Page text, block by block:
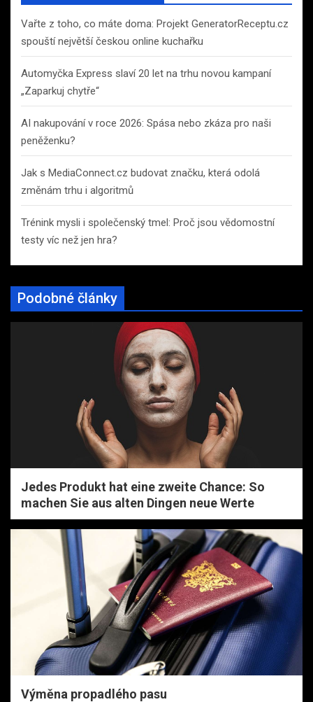
h
Vařte z toho, co máte doma: Projekt GeneratorReceptu.cz
spouští největší českou online kuchařku
Automyčka Express slaví 20 let na trhu novou kampaní
„Zaparkuj chytře“
AI nakupování v roce 2026: Spása nebo zkáza pro naši
peněženku?
Jak s MediaConnect.cz budovat značku, která odolá
změnám trhu i algoritmů
Trénink mysli i společenský tmel: Proč jsou vědomostní
testy víc než jen hra?
Podobné články
Jedes Produkt hat eine zweite Chance: So
machen Sie aus alten Dingen neue Werte
Výměna propadlého pasu